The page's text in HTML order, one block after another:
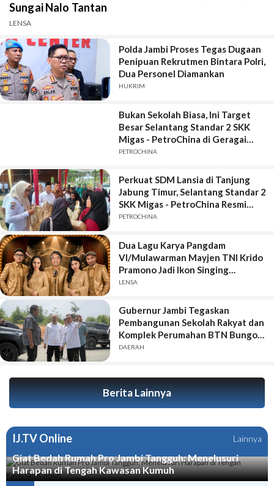
Sungai Nalo Tantan
LENSA
Polda Jambi Proses Tegas Dugaan
Penipuan Rekrutmen Bintara Polri,
Dua Personel Diamankan
HUKRIM
Bukan Sekolah Biasa, Ini Target
Besar Selantang Standar 2 SKK
Migas - PetroChina di Geragai
Tanjung Jabung Timur
PETROCHINA
Perkuat SDM Lansia di Tanjung
Jabung Timur, Selantang Standar 2
SKK Migas - PetroChina Resmi
Bergulir di Geragai
PETROCHINA
Dua Lagu Karya Pangdam
VI/Mulawarman Mayjen TNI Krido
Pramono Jadi Ikon Singing
Competition HUT Ke-81 RI
LENSA
Gubernur Jambi Tegaskan
Pembangunan Sekolah Rakyat dan
Komplek Perumahan BTN Bungo
Green City Harus Sejalan
DAERAH
Berita Lainnya
IJ.TV Online Lainnya
Giat Bedah Rumah Pro Jambi Tangguh: Menelusuri
Harapan di Tengah Kawasan Kumuh